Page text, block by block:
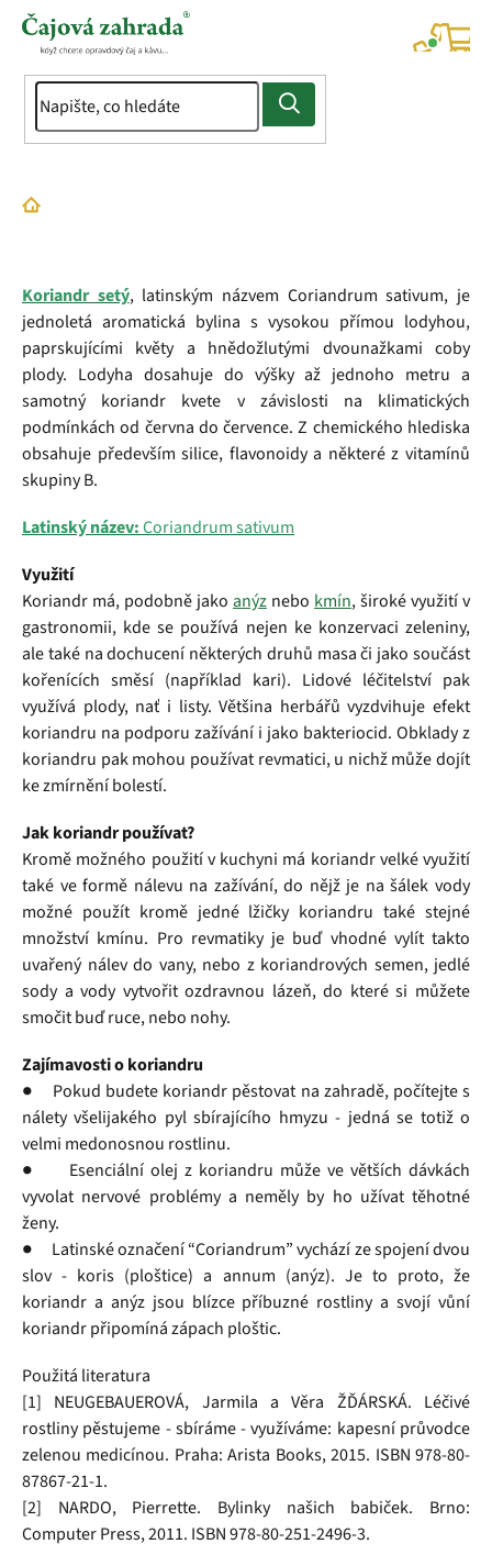
Přejít
Domů
Koriandr setý, latinským názvem Coriandrum sativum, je
jednoletá aromatická bylina s vysokou přímou lodyhou,
paprskujícími květy a hnědožlutými dvounažkami coby
plody. Lodyha dosahuje do výšky až jednoho metru a
samotný koriandr kvete v závislosti na klimatických
podmínkách od června do července. Z chemického hlediska
obsahuje především silice, flavonoidy a některé z vitamínů
skupiny B.
Latinský název:Coriandrum sativum
Využití
Koriandr má, podobně jako anýz nebo kmín, široké využití v
gastronomii, kde se používá nejen ke konzervaci zeleniny,
ale také na dochucení některých druhů masa či jako součást
kořenících směsí (například kari). Lidové léčitelství pak
využívá plody, nať i listy. Většina herbářů vyzdvihuje efekt
koriandru na podporu zažívání i jako bakteriocid. Obklady z
koriandru pak mohou používat revmatici, u nichž může dojít
ke zmírnění bolestí.
Jak koriandr používat?
Kromě možného použití v kuchyni má koriandr velké využití
také ve formě nálevu na zažívání, do nějž je na šálek vody
možné použít kromě jedné lžičky koriandru také stejné
množství kmínu. Pro revmatiky je buď vhodné vylít takto
uvařený nálev do vany, nebo z koriandrových semen, jedlé
sody a vody vytvořit ozdravnou lázeň, do které si můžete
smočit buď ruce, nebo nohy.
Zajímavosti o koriandru
● Pokud budete koriandr pěstovat na zahradě, počítejte s
nálety všelijakého pyl sbírajícího hmyzu - jedná se totiž o
velmi medonosnou rostlinu.
● Esenciální olej z koriandru může ve větších dávkách
vyvolat nervové problémy a neměly by ho užívat těhotné
ženy.
● Latinské označení “Coriandrum” vychází ze spojení dvou
slov - koris (ploštice) a annum (anýz). Je to proto, že
koriandr a anýz jsou blízce příbuzné rostliny a svojí vůní
koriandr připomíná zápach ploštic.
Použitá literatura
[1] NEUGEBAUEROVÁ, Jarmila a Věra ŽĎÁRSKÁ. Léčivé
rostliny pěstujeme - sbíráme - využíváme: kapesní průvodce
zelenou medicínou. Praha: Arista Books, 2015. ISBN 978-80-
87867-21-1.
[2] NARDO, Pierrette. Bylinky našich babiček. Brno:
Computer Press, 2011. ISBN 978-80-251-2496-3.